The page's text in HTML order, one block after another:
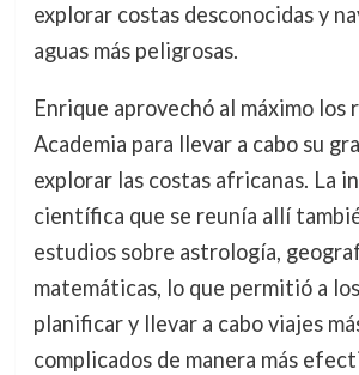
explorar costas desconocidas y
aguas más peligrosas.
Enrique aprovechó al máximo los
Academia para llevar a cabo su
explorar las costas africanas. La
científica que se reunía allí
estudios sobre astrología,
matemáticas, lo que permitió a
planificar y llevar a cabo viajes
complicados de manera más